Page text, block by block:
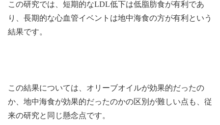
この研究では、短期的なLDL低下は低脂肪食が有利であ
り、長期的な心血管イベントは地中海食の方が有利という
結果です。
この結果については、オリーブオイルが効果的だったの
か、地中海食が効果的だったのかの区別が難しい点も、従
来の研究と同じ懸念点です。